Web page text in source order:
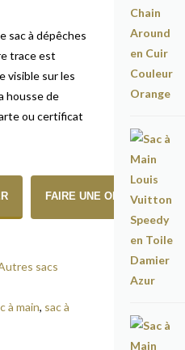
sac à dépêches
trace est
visible sur les
housse de
ou certificat
dépêches 21 squelette en cuir box
FAIRE UNE OFFRE
sacs
à main, sac à